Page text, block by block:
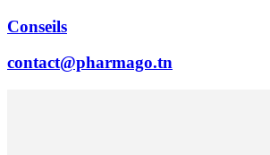
Conseils
contact@pharmago.tn